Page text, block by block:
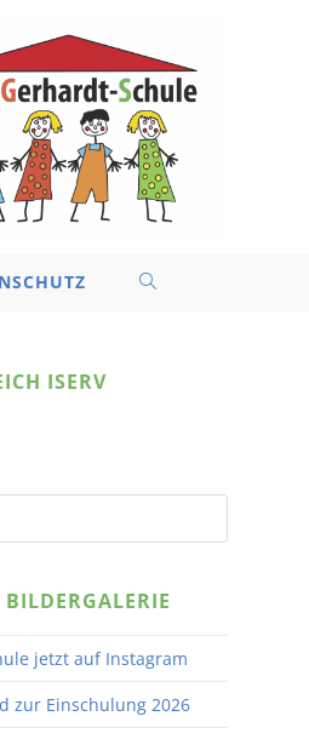
WEBSITE-
ISERV
Escape
BILDERGALERIE
jetzt auf Instagram
zur Einschulung 2026